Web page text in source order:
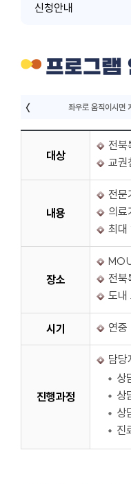
신청안내
프로그램
대상
전북
교권
내용
전문
의료
최대
장소
전북
도내
시기 연중
진행과정
담당
상
상
상
진